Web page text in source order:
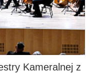
Kameralnej z